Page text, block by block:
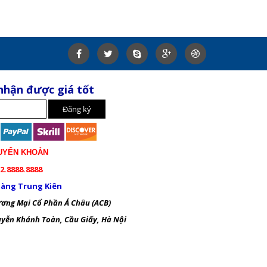
được giá tốt
KHOẢN
Trung Kiên
Mại Cổ Phần Á Châu (ACB)
Khánh Toàn, Cầu Giấy, Hà Nội